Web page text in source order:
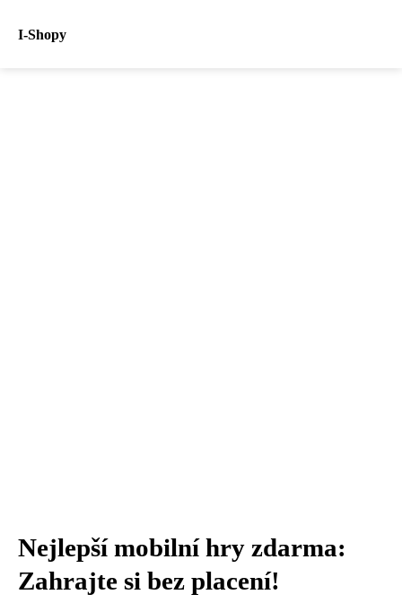
I-Shopy
Nejlepší mobilní hry zdarma:
Zahrajte si bez placení!